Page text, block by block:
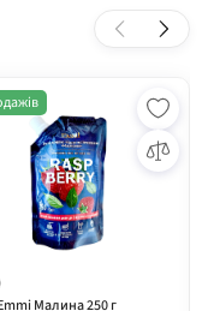
Малина 250 г